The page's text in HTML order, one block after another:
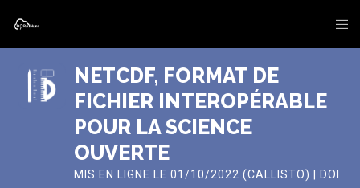
NETCDF, FORMAT DE
FICHIER INTEROPÉRABLE
POUR LA SCIENCE
OUVERTE
MIS EN LIGNE LE 01/10/2022 (CALLISTO) | DOI